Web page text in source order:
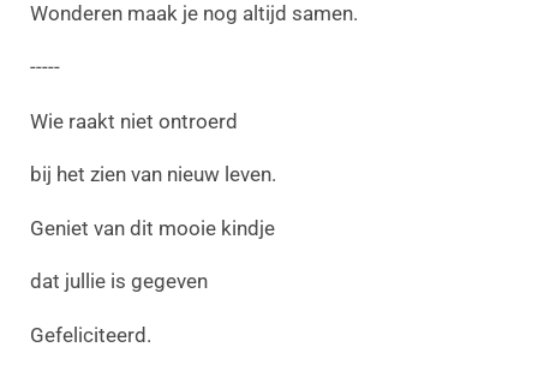
Wonderen maak je nog altijd samen.
-----
Wie raakt niet ontroerd
bij het zien van nieuw leven.
Geniet van dit mooie kindje
dat jullie is gegeven
Gefeliciteerd.